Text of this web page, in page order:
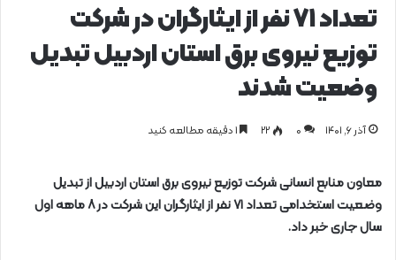
تعداد ۷۱ نفر از ایثارگران در شرکت
توزیع نیروی برق استان اردبیل تبدیل
وضعیت شدند
آذر ۶, ۱۴۰۱ 0 ۲۲
معاون منابع انسانی شرکت توزیع نیروی برق استان اردبیل از تبدیل
وضعیت استخدامی تعداد ۷۱ نفر از ایثارگران این شرکت در ۸ ماهه اول
سال جاری خبر داد.